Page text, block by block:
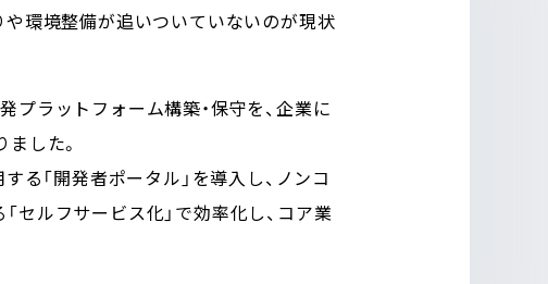
や環境整備が追いついていないのが現状
ラットフォーム構築・保守を、企業に
した。
「開発者ポータル」を導入し、ノンコ
ルフサービス化」で効率化し、コア業